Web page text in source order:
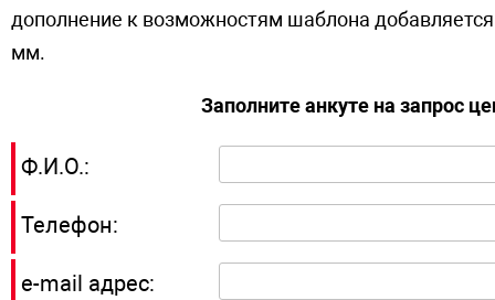
дополнение к возможностям шаблона
мм.
Заполните анкуте на запрос
Ф.И.О.:
Телефон:
e-mail адрес: